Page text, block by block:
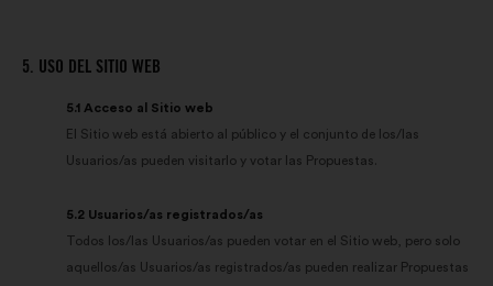
5. USO DEL SITIO WEB
5.1 Acceso al Sitio web
El Sitio web está abierto al público y el conjunto de los/las
Usuarios/as pueden visitarlo y votar las Propuestas.
5.2 Usuarios/as registrados/as
Todos los/las Usuarios/as pueden votar en el Sitio web, pero solo
aquellos/as Usuarios/as registrados/as pueden realizar Propuestas